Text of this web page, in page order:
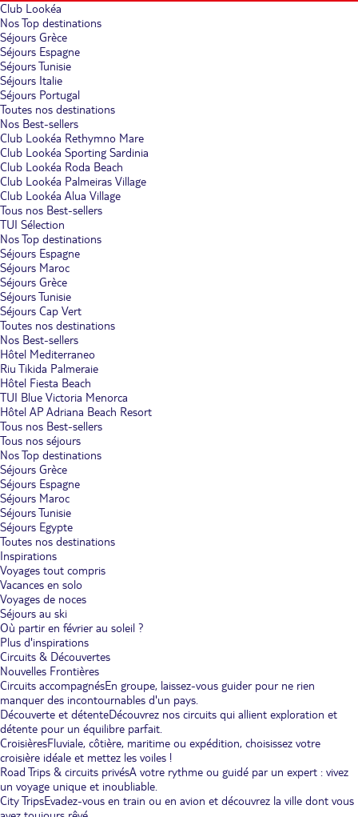
Club Lookéa
Nos Top destinations
Séjours Grèce
Séjours Espagne
Séjours Tunisie
Séjours Italie
Séjours Portugal
Toutes nos destinations
Nos Best-sellers
Club Lookéa Rethymno Mare
Club Lookéa Sporting Sardinia
Club Lookéa Roda Beach
Club Lookéa Palmeiras Village
Club Lookéa Alua Village
Tous nos Best-sellers
TUI Sélection
Nos Top destinations
Séjours Espagne
Séjours Maroc
Séjours Grèce
Séjours Tunisie
Séjours Cap Vert
Toutes nos destinations
Nos Best-sellers
Hôtel Mediterraneo
Riu Tikida Palmeraie
Hôtel Fiesta Beach
TUI Blue Victoria Menorca
Hôtel AP Adriana Beach Resort
Tous nos Best-sellers
Tous nos séjours
Nos Top destinations
Séjours Grèce
Séjours Espagne
Séjours Maroc
Séjours Tunisie
Séjours Egypte
Toutes nos destinations
Inspirations
Voyages tout compris
Vacances en solo
Voyages de noces
Séjours au ski
Où partir en février au soleil ?
Plus d'inspirations
Circuits & Découvertes
Nouvelles Frontières
Circuits accompagnésEn groupe, laissez-vous guider pour ne rien
manquer des incontournables d'un pays.
Découverte et détenteDécouvrez nos circuits qui allient exploration et
détente pour un équilibre parfait.
CroisièresFluviale, côtière, maritime ou expédition, choisissez votre
croisière idéale et mettez les voiles !
Road Trips & circuits privésA votre rythme ou guidé par un expert : vivez
un voyage unique et inoubliable.
City TripsEvadez-vous en train ou en avion et découvrez la ville dont vous